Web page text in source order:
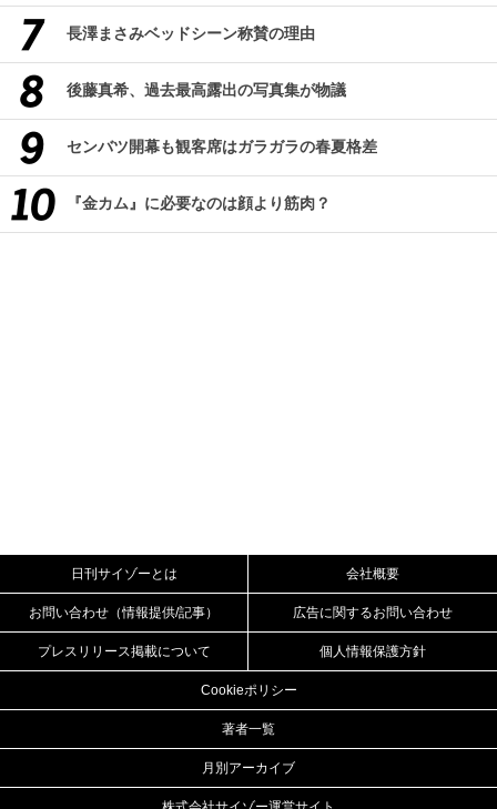
長澤まさみベッドシーン称賛の理由
後藤真希、過去最高露出の写真集が物議
センバツ開幕も観客席はガラガラの春夏格差
『金カム』に必要なのは顔より筋肉？
日刊サイゾーとは 会社概要
お問い合わせ（情報提供/記事） 広告に関するお問い合わせ
プレスリリース掲載について 個人情報保護方針
Cookieポリシー
著者一覧
月別アーカイブ